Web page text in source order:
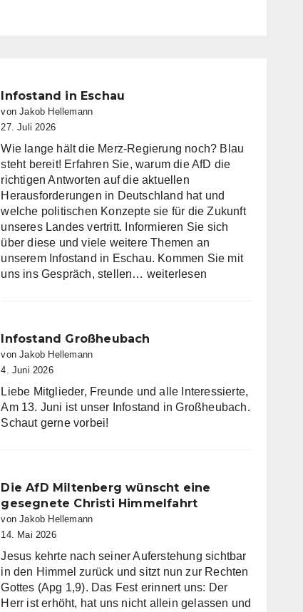
Infostand in Eschau
von Jakob Hellemann
27. Juli 2026
Wie lange hält die Merz-Regierung noch? Blau
steht bereit! Erfahren Sie, warum die AfD die
richtigen Antworten auf die aktuellen
Herausforderungen in Deutschland hat und
welche politischen Konzepte sie für die Zukunft
unseres Landes vertritt. Informieren Sie sich
über diese und viele weitere Themen an
unserem Infostand in Eschau. Kommen Sie mit
uns ins Gespräch, stellen… Infostand
weiterlesen
Infostand Großheubach
von Jakob Hellemann
4. Juni 2026
Liebe Mitglieder, Freunde und alle Interessierte,
Am 13. Juni ist unser Infostand in Großheubach.
Schaut gerne vorbei!
Die AfD Miltenberg wünscht eine
gesegnete Christi Himmelfahrt
von Jakob Hellemann
14. Mai 2026
Jesus kehrte nach seiner Auferstehung sichtbar
in den Himmel zurück und sitzt nun zur Rechten
Gottes (Apg 1,9). Das Fest erinnert uns: Der
Herr ist erhöht, hat uns nicht allein gelassen und